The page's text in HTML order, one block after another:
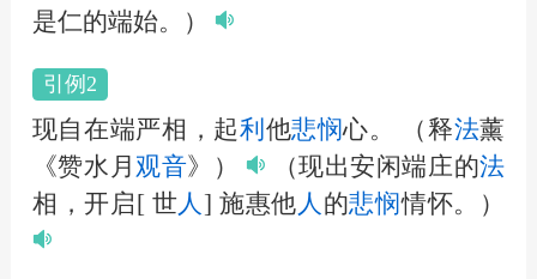
是仁的端始。）
引例2
现自在端严相，起利 他悲悯心。 （释法薰
《赞水月 观音》） （现出安闲端庄的法
相，开启[ 世人] 施惠他 人 的悲悯情怀。）